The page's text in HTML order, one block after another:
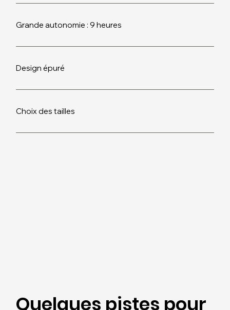
Grande autonomie : 9 heures
Design épuré
Choix des tailles
Quelques pistes pour